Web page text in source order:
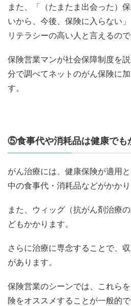
また、「（たまたま出会った）
いから、今後、保険に入らない
リテラシーの高い人と言えるの
保険営業マンが社会保障制度を
分で調べてネットのがん保険に
す。
⑤食事代や消耗品は健康でも
がん治療には、健康保険が適用
中の食事代・消耗品などがかかり
また、ウィッグ（抗がん剤治療
どもかかります。
さらに治療に専念することで、
があります。
保険営業のシーンでは、これら
険をオススメすることが一般的で